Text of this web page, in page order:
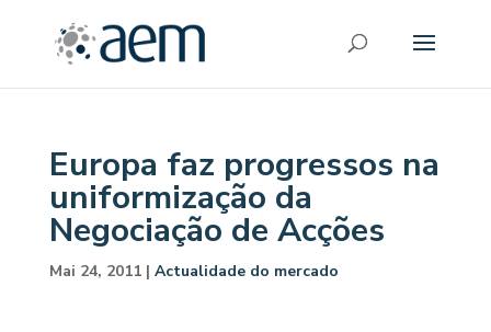
Europa faz progressos na
uniformização da
Negociação de Acções
Mai 24, 2011| Actualidade do mercado